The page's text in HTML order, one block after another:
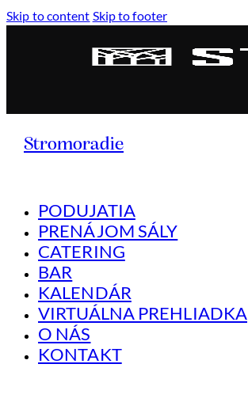
Skip to content Skip to footer
Stromoradie
PODUJATIA
PRENÁJOM SÁLY
CATERING
BAR
KALENDÁR
VIRTUÁLNA PREHLIADKA
O NÁS
KONTAKT